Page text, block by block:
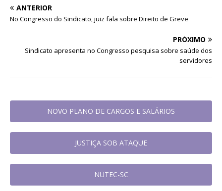
ANTERIOR
No Congresso do Sindicato, juiz fala sobre Direito de Greve
PRÓXIMO
Sindicato apresenta no Congresso pesquisa sobre saúde dos
servidores
NOVO PLANO DE CARGOS E SALÁRIOS
JUSTIÇA SOB ATAQUE
NUTEC-SC